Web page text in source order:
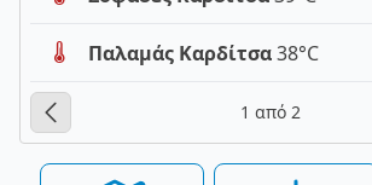
Παλαμάς Καρδίτσα38°C
1 από 2